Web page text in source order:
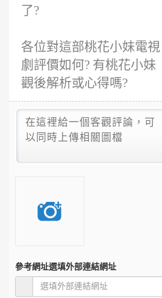
了?
各位對這部桃花小妹電視
劇評價如何? 有桃花小妹
觀後解析或心得嗎?
參考網址選填外部連結網址